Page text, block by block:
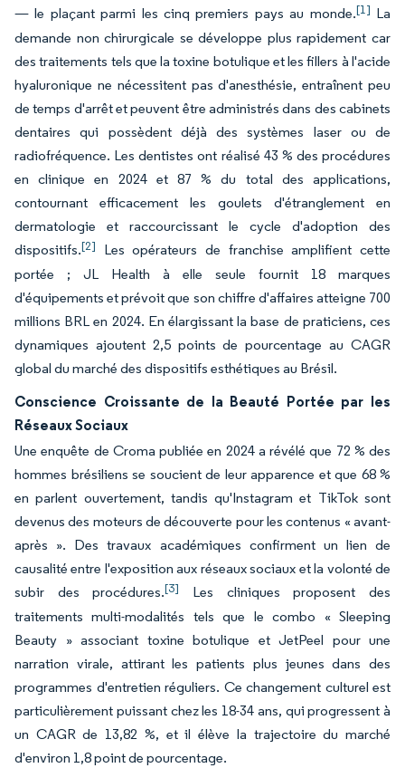
— le plaçant parmi les cinq premiers pays au monde.[1] La
demande non chirurgicale se développe plus rapidement car
des traitements tels que la toxine botulique et les fillers à l'acide
hyaluronique ne nécessitent pas d'anesthésie, entraînent peu
de temps d'arrêt et peuvent être administrés dans des cabinets
dentaires qui possèdent déjà des systèmes laser ou de
radiofréquence. Les dentistes ont réalisé 43 % des procédures
en clinique en 2024 et 87 % du total des applications,
contournant efficacement les goulets d'étranglement en
dermatologie et raccourcissant le cycle d'adoption des
dispositifs.[2]
Les opérateurs de franchise amplifient cette
portée ; JL Health à elle seule fournit 18 marques
d'équipements et prévoit que son chiffre d'affaires atteigne 700
millions BRL en 2024. En élargissant la base de praticiens, ces
dynamiques ajoutent 2,5 points de pourcentage au CAGR
global du marché des dispositifs esthétiques au Brésil.
Conscience Croissante de la Beauté Portée par les
Réseaux Sociaux
Une enquête de Croma publiée en 2024 a révélé que 72 % des
hommes brésiliens se soucient de leur apparence et que 68 %
en parlent ouvertement, tandis qu'Instagram et TikTok sont
devenus des moteurs de découverte pour les contenus « avant-
après ». Des travaux académiques confirment un lien de
causalité entre l'exposition aux réseaux sociaux et la volonté de
subir des procédures.[3]
Les cliniques proposent des
traitements multi-modalités tels que le combo « Sleeping
Beauty » associant toxine botulique et JetPeel pour une
narration virale, attirant les patients plus jeunes dans des
programmes d'entretien réguliers. Ce changement culturel est
particulièrement puissant chez les 18-34 ans, qui progressent à
un CAGR de 13,82 %, et il élève la trajectoire du marché
d'environ 1,8 point de pourcentage.